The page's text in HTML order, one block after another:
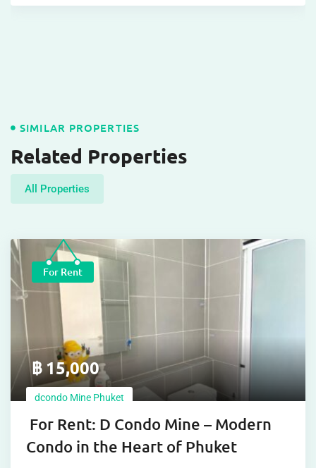
SIMILAR PROPERTIES
Related Properties
All Properties
For Rent
฿15,000
dcondo Mine Phuket
For Rent: D Condo Mine – Modern
Condo in the Heart of Phuket